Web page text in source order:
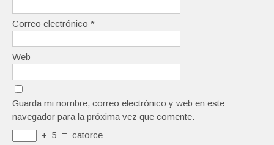
Correo electrónico *
Web
Guarda mi nombre, correo electrónico y web en este
navegador para la próxima vez que comente.
+ 5 = catorce